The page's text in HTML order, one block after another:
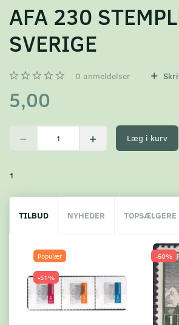
AFA 230
SVERIGE
0 anmeldelser
5,00
Læg i kurv
1
TILBUD NYHEDER TOPSÆLGERE
Populær
-51%
-50%